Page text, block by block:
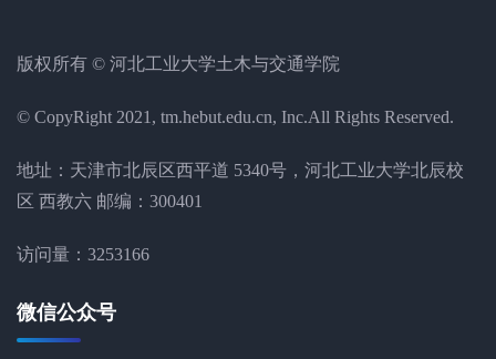
版权所有 © 河北工业大学土木与交通学院
© CopyRight 2021, tm.hebut.edu.cn, Inc.All Rights Reserved.
地址：天津市北辰区西平道 5340号，河北工业大学北辰校
区 西教六 邮编：300401
访问量： 3253166
微信公众号